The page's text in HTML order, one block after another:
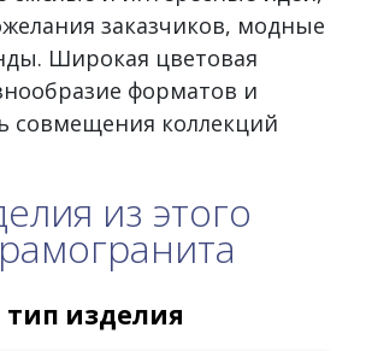
заказчиков, модные
Широкая цветовая
форматов и
совмещения коллекций
из этого
изделия